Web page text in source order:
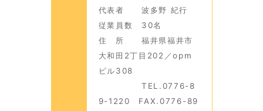
代表者 波多野 紀行
従業員数 30名
住 所 福井県福井市
大和田2丁目202／opm
ビル308
TEL.0776-8
9-1220 FAX.0776-89